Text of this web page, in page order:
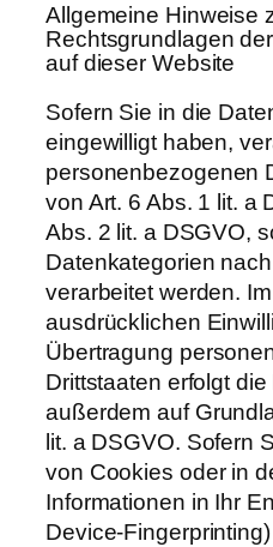
Allgemeine Hinweise
Rechtsgrundlagen
auf dieser Website
Sofern Sie in die
eingewilligt haben,
personenbezogenen
von Art. 6 Abs. 1 lit. a
Abs. 2 lit. a DSGVO,
Datenkategorien
verarbeitet werden.
ausdrücklichen
Übertragung
Drittstaaten erfolgt
außerdem auf
lit. a DSGVO. Sofern
von Cookies oder in
Informationen in Ihr
Device-